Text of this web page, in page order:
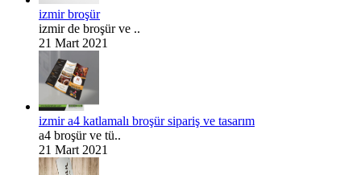
izmir broşür
izmir de broşür ve ..
21 Mart 2021
izmir a4 katlamalı broşür sipariş ve tasarım
a4 broşür ve tü..
21 Mart 2021